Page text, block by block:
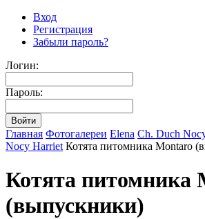
Вход
Регистрация
Забыли пароль?
Логин:
Пароль:
Главная Фотогалереи Elena Ch. Duch
Nocy Harriet Котята питомника Montaro
Котята питомника
(выпускники)